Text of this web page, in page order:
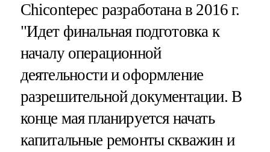
Chicontepec разработана в 2016 г.
"Идет финальная подготовка к
началу операционной
деятельности и оформление
разрешительной документации. В
конце мая планируется начать
капитальные ремонты скважин и